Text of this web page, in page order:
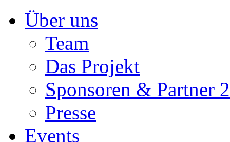
Inhalt
springenÜber uns
Team
Das Projekt
Sponsoren & Partner
Presse
Events